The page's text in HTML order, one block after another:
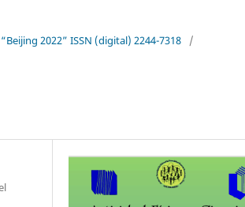
2022” ISSN (digital) 2244-7318
/